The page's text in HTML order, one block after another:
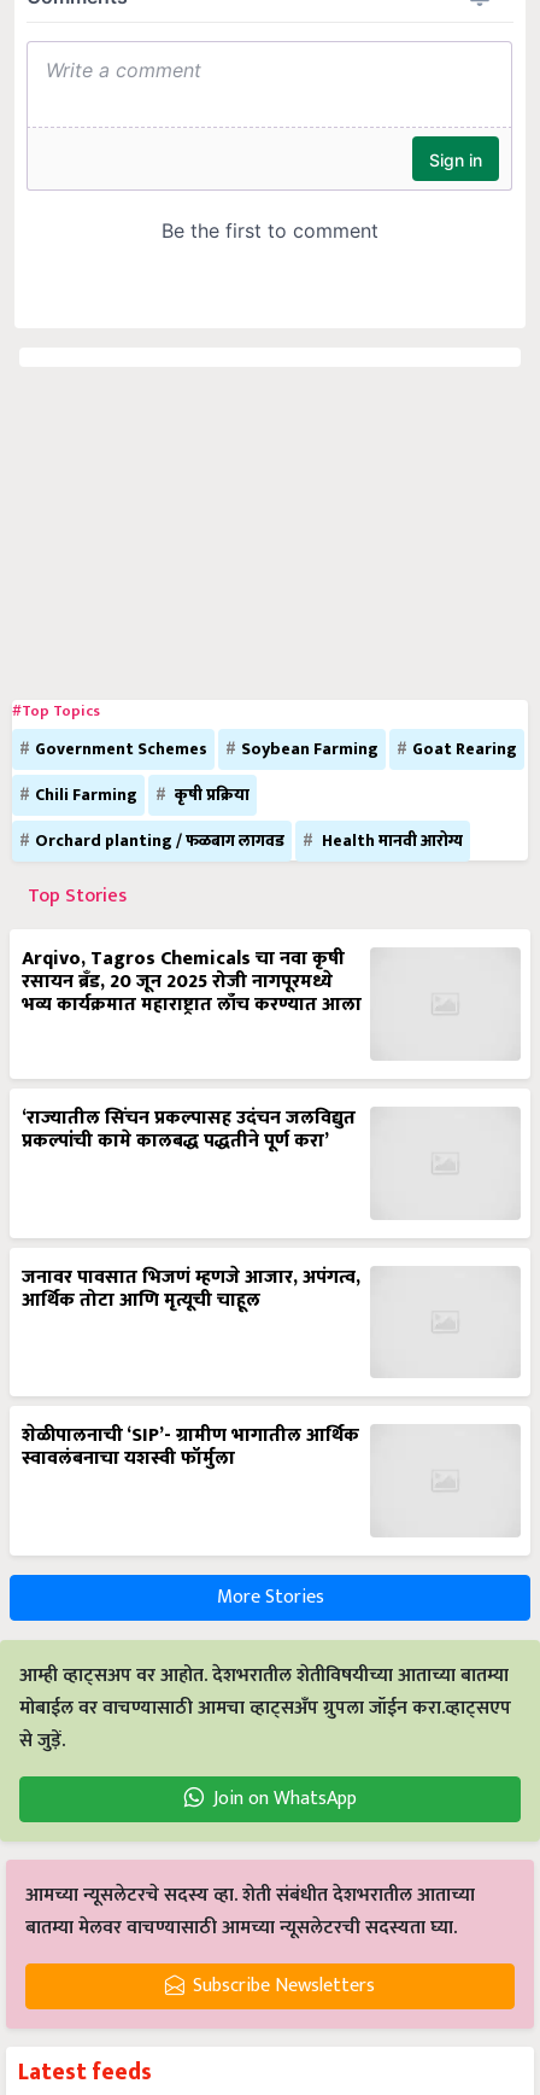
#Top Topics
Government Schemes Soybean Farming
Goat Rearing
Chili Farming
कृषी प्रक्रिया
Orchard planting / फळबाग लागवड
Health मानवी आरोग्य
Top Stories
Arqivo, Tagros Chemicals चा नवा कृषी
रसायन ब्रँड, 20 जून 2025 रोजी नागपूरमध्ये
भव्य कार्यक्रमात महाराष्ट्रात लाँच करण्यात आला
‘राज्यातील सिंचन प्रकल्पासह उदंचन जलविद्युत
प्रकल्पांची कामे कालबद्ध पद्धतीने पूर्ण करा’
जनावर पावसात भिजणं म्हणजे आजार, अपंगत्व,
आर्थिक तोटा आणि मृत्यूची चाहूल
शेळीपालनाची ‘SIP’- ग्रामीण भागातील आर्थिक
स्वावलंबनाचा यशस्वी फॉर्मुला
More Stories
आम्ही व्हाट्सअप वर आहोत. देशभरातील शेतीविषयीच्या आताच्या बातम्या
मोबाईल वर वाचण्यासाठी आमचा व्हाट्सअँप ग्रुपला जॉईन करा.व्हाट्सएप
से जुड़ें.
Join on WhatsApp
आमच्या न्यूसलेटरचे सदस्य व्हा. शेती संबंधीत देशभरातील आताच्या
बातम्या मेलवर वाचण्यासाठी आमच्या न्यूसलेटरची सदस्यता घ्या.
Subscribe Newsletters
Latest feeds